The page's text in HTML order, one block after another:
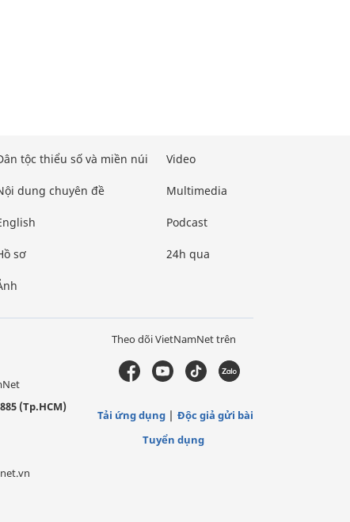
tộc thiểu số và miền núi
dung chuyên đề
sơ
Video
Multimedia
Podcast
24h qua
(Tp.HCM)
Theo dõi VietNamNet trên
Tải ứng dụng
Độc giả gửi bài
Tuyển dụng